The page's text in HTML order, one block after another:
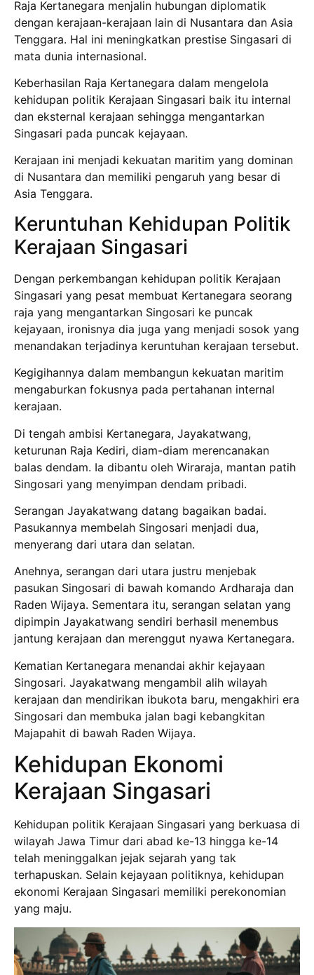
Raja Kertanegara menjalin hubungan diplomatik
dengan kerajaan-kerajaan lain di Nusantara dan Asia
Tenggara. Hal ini meningkatkan prestise Singasari di
mata dunia internasional.
Keberhasilan Raja Kertanegara dalam mengelola
kehidupan politik Kerajaan Singasari baik itu internal
dan eksternal kerajaan sehingga mengantarkan
Singasari pada puncak kejayaan.
Kerajaan ini menjadi kekuatan maritim yang dominan
di Nusantara dan memiliki pengaruh yang besar di
Asia Tenggara.
Keruntuhan Kehidupan Politik
Kerajaan Singasari
Dengan perkembangan kehidupan politik Kerajaan
Singasari yang pesat membuat Kertanegara seorang
raja yang mengantarkan Singosari ke puncak
kejayaan, ironisnya dia juga yang menjadi sosok yang
menandakan terjadinya keruntuhan kerajaan tersebut.
Kegigihannya dalam membangun kekuatan maritim
mengaburkan fokusnya pada pertahanan internal
kerajaan.
Di tengah ambisi Kertanegara, Jayakatwang,
keturunan Raja Kediri, diam-diam merencanakan
balas dendam. Ia dibantu oleh Wiraraja, mantan patih
Singosari yang menyimpan dendam pribadi.
Serangan Jayakatwang datang bagaikan badai.
Pasukannya membelah Singosari menjadi dua,
menyerang dari utara dan selatan.
Anehnya, serangan dari utara justru menjebak
pasukan Singosari di bawah komando Ardharaja dan
Raden Wijaya. Sementara itu, serangan selatan yang
dipimpin Jayakatwang sendiri berhasil menembus
jantung kerajaan dan merenggut nyawa Kertanegara.
Kematian Kertanegara menandai akhir kejayaan
Singosari. Jayakatwang mengambil alih wilayah
kerajaan dan mendirikan ibukota baru, mengakhiri era
Singosari dan membuka jalan bagi kebangkitan
Majapahit di bawah Raden Wijaya.
Kehidupan Ekonomi
Kerajaan Singasari
Kehidupan politik Kerajaan Singasari yang berkuasa di
wilayah Jawa Timur dari abad ke-13 hingga ke-14
telah meninggalkan jejak sejarah yang tak
terhapuskan. Selain kejayaan politiknya, kehidupan
ekonomi Kerajaan Singasari memiliki perekonomian
yang maju.